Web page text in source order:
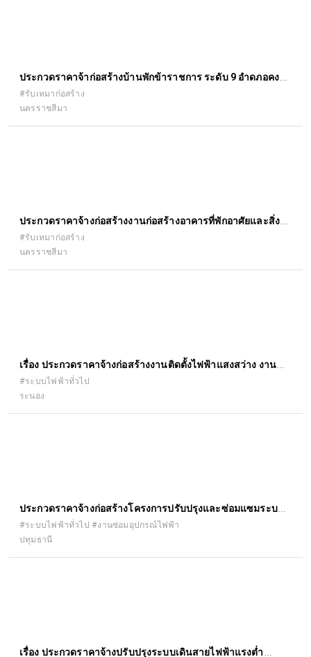
ประกวดราคาจ้าก่อสร้างบ้านพักข้าราชการ ระดับ 9 อำดภอคง
จังหวัดนครราชสีมา
#รับเหมาก่อสร้าง
นครราชสีมา
ประกวดราคาจ้างก่อสร้างงานก่อสร้างอาคารที่พักอาศัยและสิ่ง
ก่อสร้างประกอบ
#รับเหมาก่อสร้าง
นครราชสีมา
เรื่อง ประกวดราคาจ้างก่อสร้างงานติดตั้งไฟฟ้าแสงสว่าง งาน
อำนวยความปลอดภัยเพื่อป้องกันและแก้ไข อุบัติเหตุทางถนน
ทางหลวงหมายเลข ๔ ตอน หงาว - อ่าวเคย ระหว่าง
กม.๖๑๔+๔๒๐ - กม.๖๑๔+๙๙๘ ด้วยวิธีประกวดราคา
#ระบบไฟฟ้าทั่วไป
ระนอง
ประกวดราคาจ้างก่อสร้างโครงการปรับปรุงและซ่อมแซมระบบ
ไฟฟ้าส่องสว่าง ถนนเลียบคลอง ระบายน้ำที่ ๘ ซ้าย หมู่ที่ ๑ - หมู่ที่
๑๕ ตำบลคลองสาม อำเภอคลองหลวง จังหวัดปทุมธานี ตามแบบ
องค์การบริหารส่วนจังหวัดปทุมธานี ด้วยวิธีประกวดราคา
#ระบบไฟฟ้าทั่วไป #งานซ่อมอุปกรณ์ไฟฟ้า
ปทุมธานี
เรื่อง ประกวดราคาจ้างปรับปรุงระบบเดินสายไฟฟ้าแรงต่ำ